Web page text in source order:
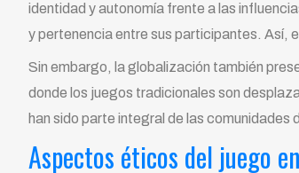
identidad y autonomía frente a las
y pertenencia entre sus participantes. Así,
Sin embargo, la globalización también
donde los juegos tradicionales son
han sido parte integral de las
Aspectos éticos del juego